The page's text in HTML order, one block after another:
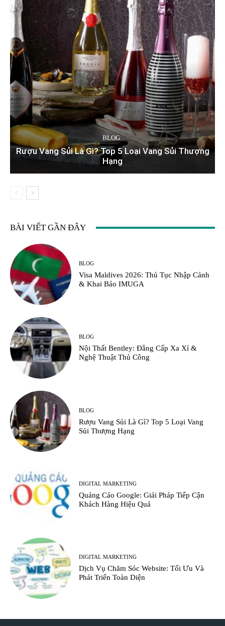
BLOG
Rượu Vang Sủi Là Gì? Top 5 Loại Vang Sủi Thượng
Hạng
BÀI VIẾT GẦN ĐÂY
BLOG
Visa Maldives 2026: Thủ Tục Nhập Cảnh
& Khai Báo IMUGA
BLOG
Nội Thất Bentley: Đẳng Cấp Xa Xỉ &
Nghệ Thuật Thủ Công
BLOG
Rượu Vang Sủi Là Gì? Top 5 Loại Vang
Sủi Thượng Hạng
DIGITAL MARKETING
Quảng Cáo Google: Giải Pháp Tiếp Cận
Khách Hàng Hiệu Quả
DIGITAL MARKETING
Dịch Vụ Chăm Sóc Website: Tối Ưu Và
Phát Triển Toàn Diện